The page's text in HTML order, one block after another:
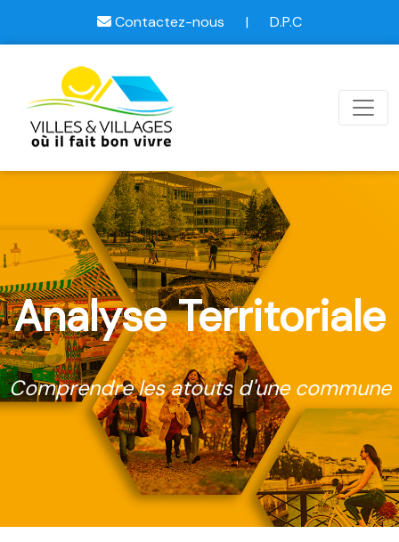
Contactez-nous | D.P.C
Analyse Territoriale
Comprendre les atouts d'une commune